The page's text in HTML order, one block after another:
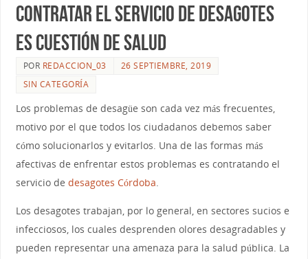
Contratar el servicio de desagotes
es cuestión de salud
POR REDACCION_03
26 SEPTIEMBRE, 2019
SIN CATEGORÍA
Los problemas de desagüe son cada vez más frecuentes,
motivo por el que todos los ciudadanos debemos saber
cómo solucionarlos y evitarlos. Una de las formas más
afectivas de enfrentar estos problemas es contratando el
servicio de desagotes Córdoba.
Los desagotes trabajan, por lo general, en sectores sucios e
infecciosos, los cuales desprenden olores desagradables y
pueden representar una amenaza para la salud pública. La